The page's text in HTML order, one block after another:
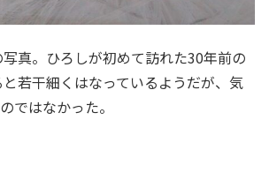
真。ひろしが初めて訪れた30年前の
若干細くはなっているようだが、気
ではなかった。